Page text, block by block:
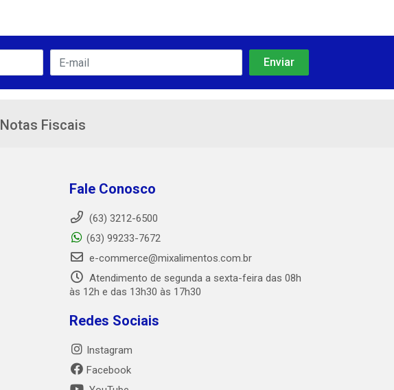
Notas Fiscais
Fale Conosco
(63) 3212-6500
(63) 99233-7672
e-commerce@mixalimentos.com.br
Atendimento de segunda a sexta-feira das 08h
às 12h e das 13h30 às 17h30
Redes Sociais
Instagram
Facebook